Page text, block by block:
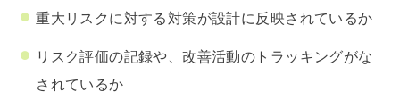
重大リスクに対する対策が設計に反映されているか
リスク評価の記録や、改善活動のトラッキングがな
されているか